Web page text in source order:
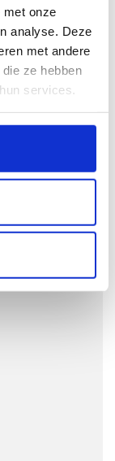
met onze
analyse. Deze
met andere
ze hebben
services.
Vergroten